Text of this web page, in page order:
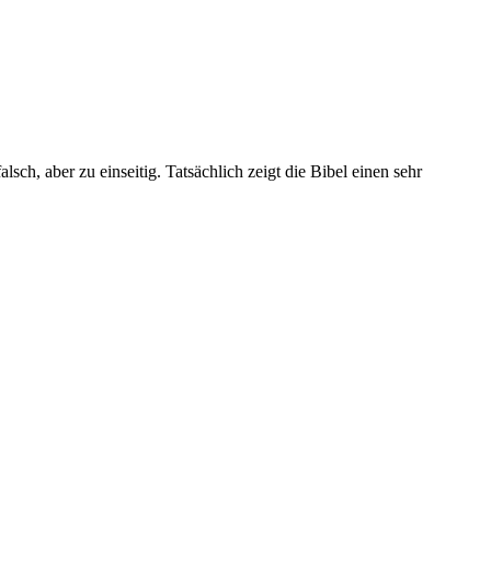
aber zu einseitig. Tatsächlich zeigt die Bibel einen sehr